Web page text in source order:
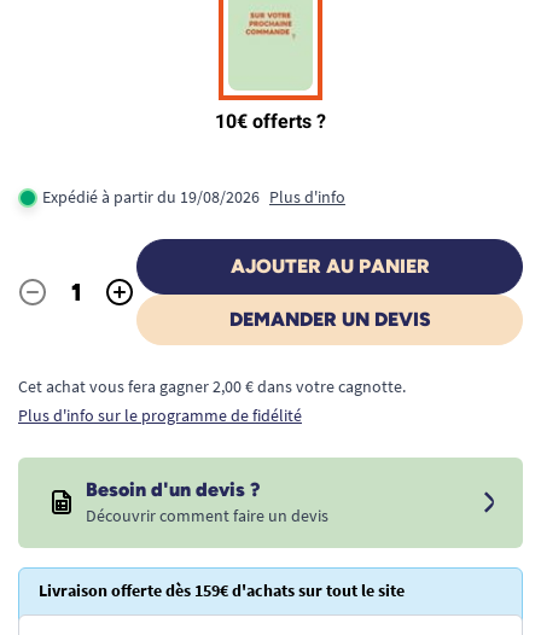
Expédié à partir du 19/08/2026 Plus d'info
Quantité
- +
AJOUTER AU PANIER
DEMANDER UN DEVIS
Cet achat vous fera gagner 2,00 € dans votre cagnotte.
Plus d'info sur le programme de fidélité
Besoin d'un devis ?
Découvrir comment faire un devis
Livraison offerte dès 159€ d'achats sur tout le site